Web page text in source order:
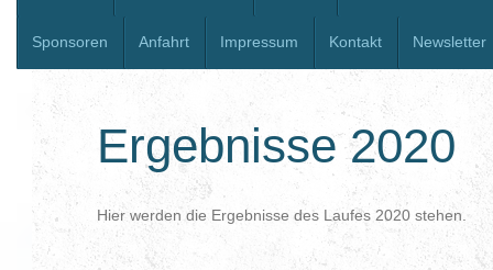
Sponsoren Anfahrt Impressum Kontakt Newsletter
Ergebnisse 2020
Hier werden die Ergebnisse des Laufes 2020 stehen.